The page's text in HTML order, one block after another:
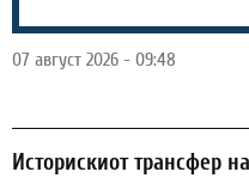
07 август 2026 - 09:48
Историскиот трансфер